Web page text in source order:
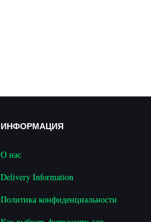
ИНФОРМАЦИЯ
О нас
Delivery Information
Политика конфиденциальности